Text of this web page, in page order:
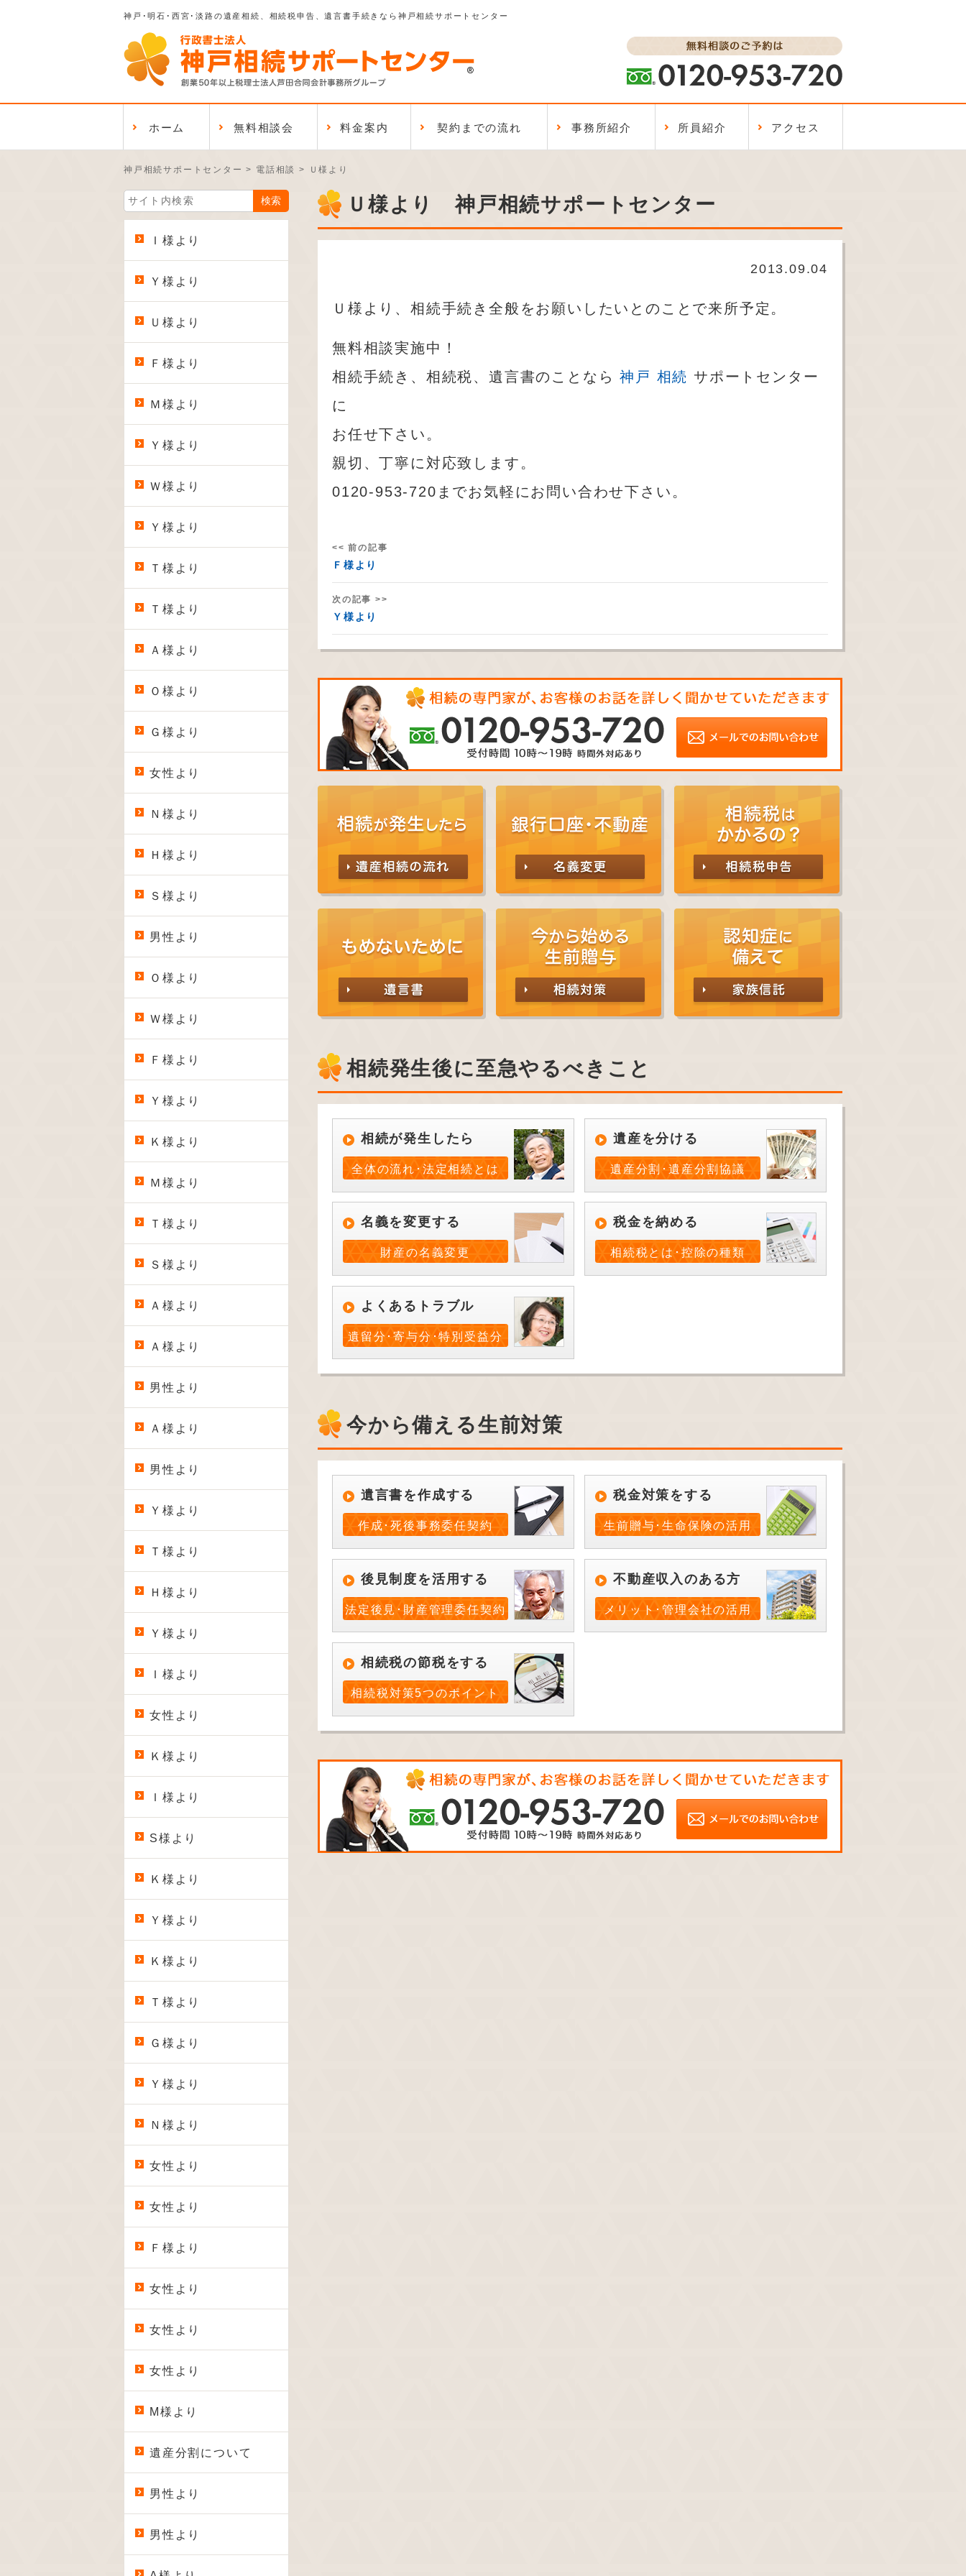
神戸･明石･西宮･淡路の遺産相続、相続税申告、遺言書手続きなら神戸相続サポートセンター
ホーム 無料相談会 料金案内 契約までの流れ 事務所紹介 所員紹介 アクセス
神戸相続サポートセンター > 電話相談 > Ｕ様より
Ｕ様より 神戸相続サポートセンター
2013.09.04
Ｕ様より、相続手続き全般をお願いしたいとのことで来所予定。
無料相談実施中！
相続手続き、相続税、遺言書のことなら神戸 相続 サポートセンター
に
お任せ下さい。
親切、丁寧に対応致します。
0120-953-720までお気軽にお問い合わせ下さい。
<< 前の記事
Ｆ様より
次の記事 >>
Ｙ様より
相続発生後に至急やるべきこと
相続が発生したら
全体の流れ･法定相続とは
遺産を分ける
遺産分割･遺産分割協議
名義を変更する
財産の名義変更
税金を納める
相続税とは･控除の種類
よくあるトラブル
遺留分･寄与分･特別受益分
今から備える生前対策
遺言書を作成する
作成･死後事務委任契約
税金対策をする
生前贈与･生命保険の活用
後見制度を活用する
法定後見･財産管理委任契約
不動産収入のある方
メリット･管理会社の活用
相続税の節税をする
相続税対策5つのポイント
Ｉ様より
Ｙ様より
Ｕ様より
Ｆ様より
Ｍ様より
Ｙ様より
Ｗ様より
Ｙ様より
Ｔ様より
Ｔ様より
Ａ様より
Ｏ様より
Ｇ様より
女性より
Ｎ様より
Ｈ様より
Ｓ様より
男性より
Ｏ様より
Ｗ様より
Ｆ様より
Ｙ様より
Ｋ様より
Ｍ様より
Ｔ様より
Ｓ様より
Ａ様より
Ａ様より
男性より
Ａ様より
男性より
Ｙ様より
Ｔ様より
Ｈ様より
Ｙ様より
Ｉ様より
女性より
Ｋ様より
Ｉ様より
S様より
Ｋ様より
Ｙ様より
Ｋ様より
Ｔ様より
Ｇ様より
Ｙ様より
Ｎ様より
女性より
女性より
Ｆ様より
女性より
女性より
女性より
M様より
遺産分割について
男性より
男性より